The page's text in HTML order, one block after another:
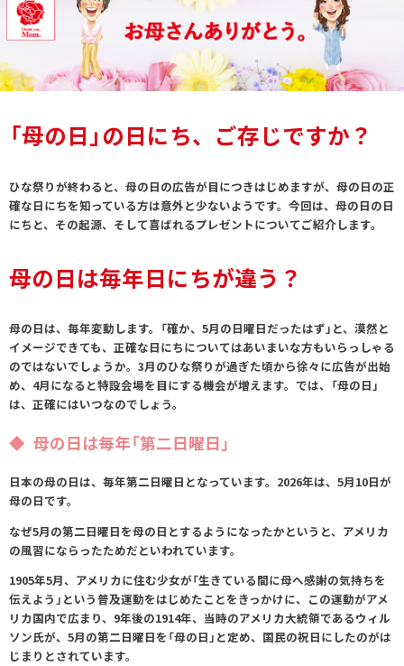
「母の日」の日にち、ご存じですか？
ひな祭りが終わると、母の日の広告が目につきはじめますが、母の日の正
確な日にちを知っている方は意外と少ないようです。今回は、母の日の日
にちと、その起源、そして喜ばれるプレゼントについてご紹介します。
母の日は毎年日にちが違う？
母の日は、毎年変動します。「確か、5月の日曜日だったはず」と、漠然と
イメージできても、正確な日にちについてはあいまいな方もいらっしゃる
のではないでしょうか。3月のひな祭りが過ぎた頃から徐々に広告が出始
め、4月になると特設会場を目にする機会が増えます。では、「母の日」
は、正確にはいつなのでしょう。
母の日は毎年「第二日曜日」
日本の母の日は、毎年第二日曜日となっています。2026年は、5月10日が
母の日です。
なぜ5月の第二日曜日を母の日とするようになったかというと、アメリカ
の風習にならったためだといわれています。
1905年5月、アメリカに住む少女が「生きている間に母へ感謝の気持ちを
伝えよう」という普及運動をはじめたことをきっかけに、この運動がアメ
リカ国内で広まり、9年後の1914年、当時のアメリカ大統領であるウィル
ソン氏が、5月の第二日曜日を「母の日」と定め、国民の祝日にしたのがは
じまりとされています。